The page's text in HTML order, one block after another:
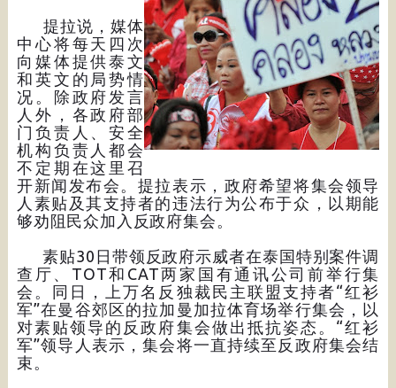
提拉说，媒体
中心将每天四次
向媒体提供泰文
和英文的局势情
况。除政府发言
人外，各政府部
门负责人、安全
机构负责人都会
不定期在这里召
开新闻发布会。提拉表示，政府希望将集会领导
人素贴及其支持者的违法行为公布于众，以期能
够劝阻民众加入反政府集会。
素贴30日带领反政府示威者在泰国特别案件调
查厅、TOT和CAT两家国有通讯公司前举行集
会。同日，上万名反独裁民主联盟支持者“红衫
军”在曼谷郊区的拉加曼加拉体育场举行集会，以
对素贴领导的反政府集会做出抵抗姿态。“红衫
军”领导人表示，集会将一直持续至反政府集会结
束。